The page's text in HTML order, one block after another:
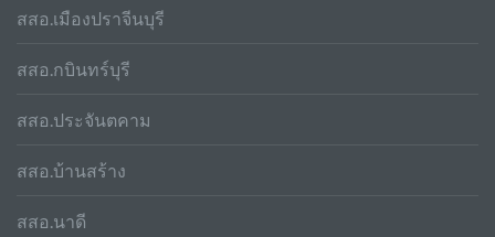
สสอ.เมืองปราจีนบุรี
สสอ.กบินทร์บุรี
สสอ.ประจันตคาม
สสอ.บ้านสร้าง
สสอ.นาดี